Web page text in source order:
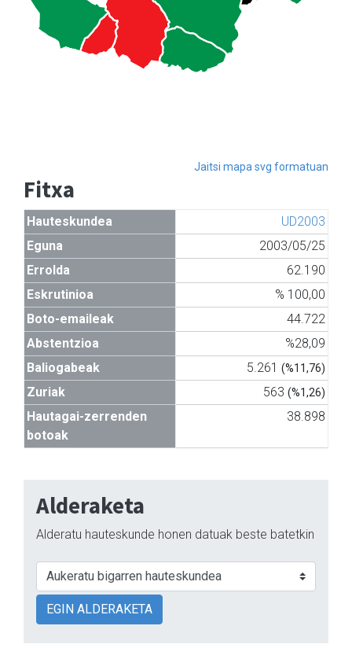
Jaitsi mapa svg formatuan
Fitxa
Hauteskundea
UD2003
Eguna
2003/05/25
Errolda
62.190
Eskrutinioa
% 100,00
Boto-emaileak
44.722
Abstentzioa
%28,09
Baliogabeak
5.261 (%11,76)
Zuriak 563 (%1,26)
Hautagai-zerrenden
botoak
38.898
Alderaketa
Alderatu hauteskunde honen datuak beste batetkin
EGIN ALDERAKETA